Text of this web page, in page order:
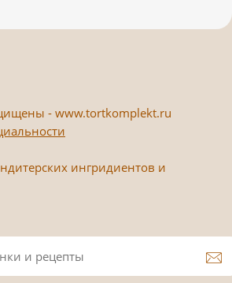
- www.tortkomplekt.ru
ингридиентов и